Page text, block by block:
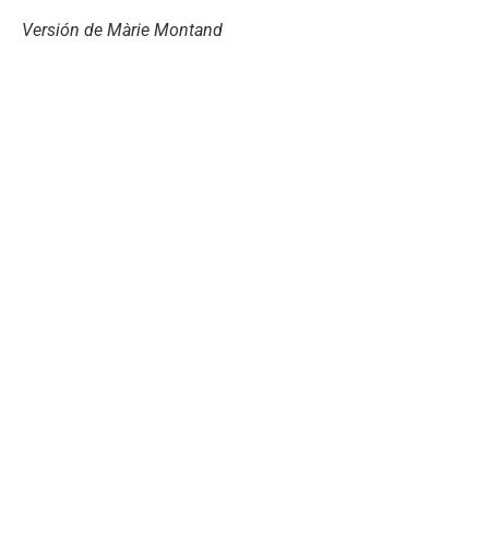
Versión de Màrie Montand